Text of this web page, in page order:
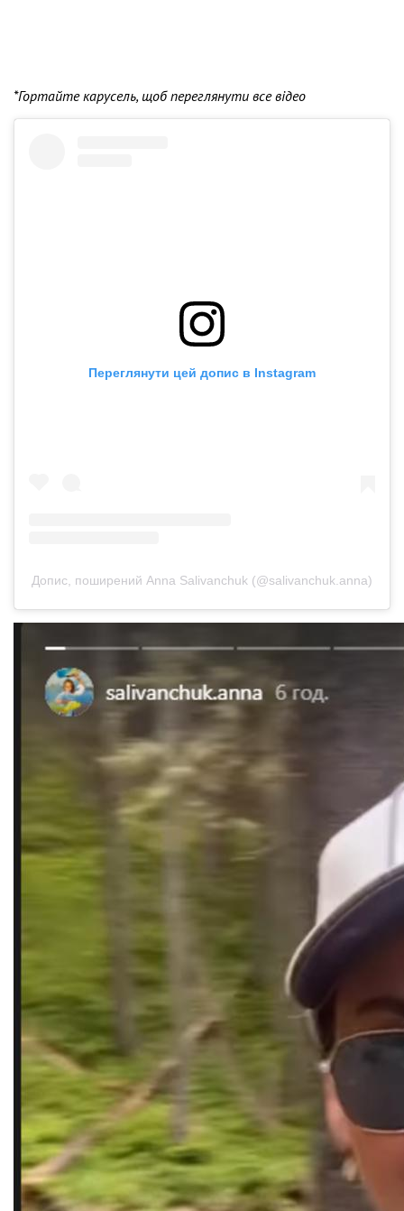
*Гортайте карусель, щоб переглянути все відео
Переглянути цей допис в Instagram
Допис, поширений Anna Salivanchuk (@salivanchuk.anna)